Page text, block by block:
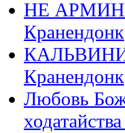
НЕ
Кранендонк
Кранендонк
Любовь